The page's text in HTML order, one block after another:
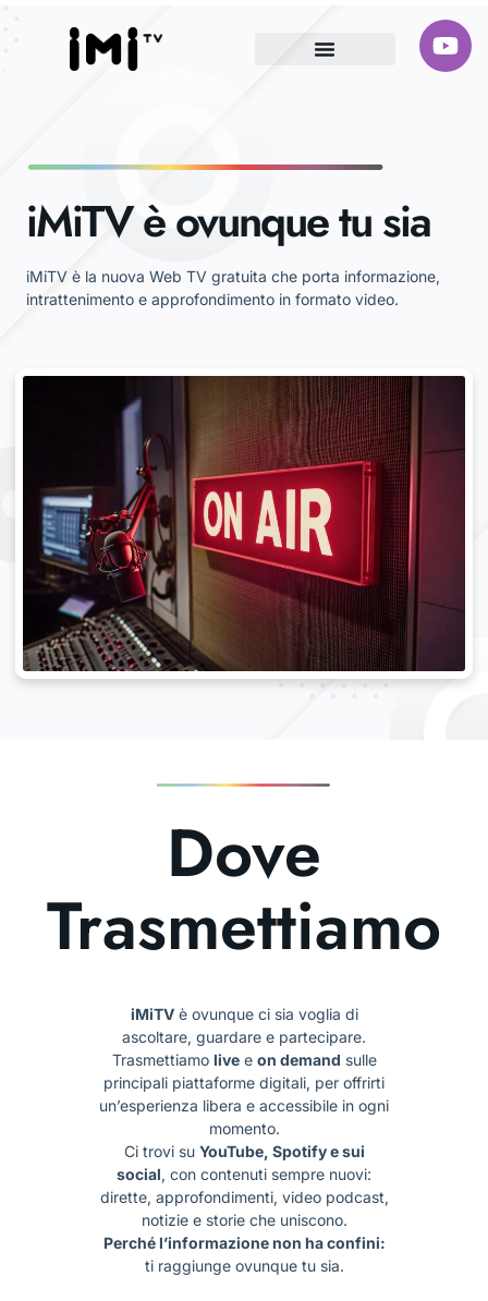
iMiTV è ovunque tu sia
iMiTV è la nuova Web TV gratuita che porta informazione,
intrattenimento e approfondimento in formato video.
Dove
Trasmettiamo
iMiTVè ovunque ci sia voglia di
ascoltare, guardare e partecipare.
Trasmettiamo livee on demand sulle
principali piattaforme digitali, per offrirti
un’esperienza libera e accessibile in ogni
momento.
Ci trovi su YouTube, Spotify e sui
social, con contenuti sempre nuovi:
dirette, approfondimenti, video podcast,
notizie e storie che uniscono.
Perché l’informazione non ha confini:
ti raggiunge ovunque tu sia.